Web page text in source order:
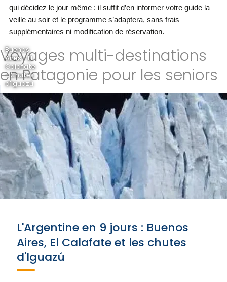
qui décidez le jour même : il suffit d’en informer votre guide la
veille au soir et le programme s’adaptera, sans frais
supplémentaires ni modification de réservation.
Voyages multi-destinations
en Patagonie pour les seniors
Buenos
Aires - El
Calafate
- Chutes
d'Iguazú
L'Argentine en 9 jours : Buenos
Aires, El Calafate et les chutes
d'Iguazú